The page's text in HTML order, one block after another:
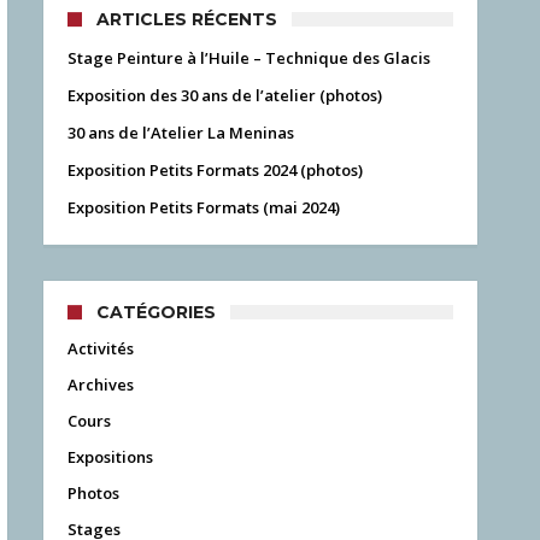
ARTICLES RÉCENTS
Stage Peinture à l’Huile – Technique des Glacis
Exposition des 30 ans de l’atelier (photos)
30 ans de l’Atelier La Meninas
Exposition Petits Formats 2024 (photos)
Exposition Petits Formats (mai 2024)
CATÉGORIES
Activités
Archives
Cours
Expositions
Photos
Stages